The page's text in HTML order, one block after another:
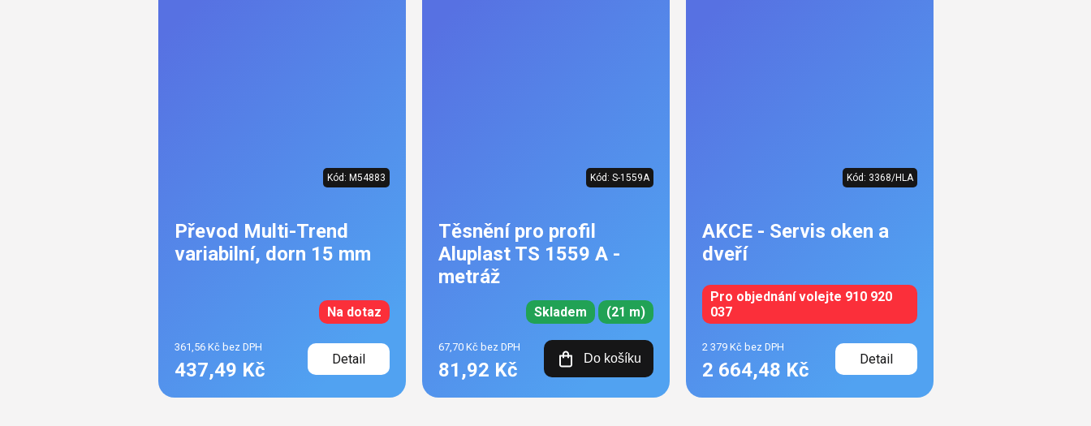
Kód: M54883
Převod Multi-Trend
variabilní, dorn 15 mm
Na dotaz
361,56 Kč bez DPH
437,49 Kč Detail
Kód: S-1559A
Těsnění pro profil
Aluplast TS 1559 A -
metráž
Skladem (21 m)
67,70 Kč bez DPH
81,92 Kč
Do košíku
Kód: 3368/HLA
AKCE - Servis oken a
dveří
Pro objednání volejte 910 920
037
2 379 Kč bez DPH
2 664,48 Kč Detail